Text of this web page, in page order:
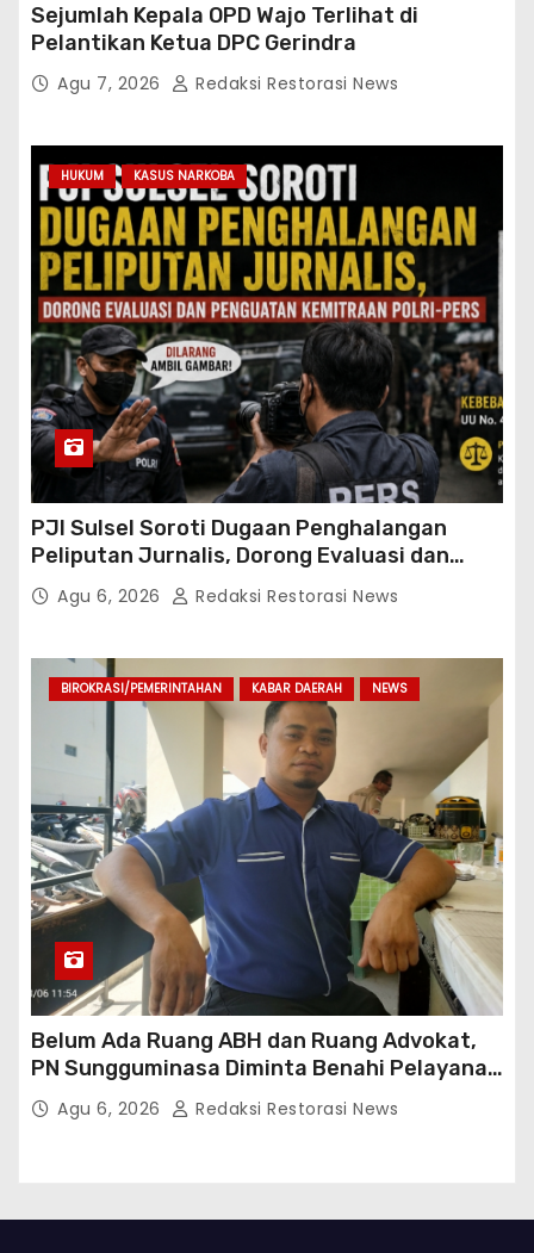
Sejumlah Kepala OPD Wajo Terlihat di
Pelantikan Ketua DPC Gerindra
Agu 7, 2026 Redaksi Restorasi News
HUKUM KASUS NARKOBA
PJI Sulsel Soroti Dugaan Penghalangan
Peliputan Jurnalis, Dorong Evaluasi dan
Penguatan Kemitraan Polri-Pers
Agu 6, 2026 Redaksi Restorasi News
BIROKRASI/PEMERINTAHAN KABAR DAERAH NEWS
Belum Ada Ruang ABH dan Ruang Advokat,
PN Sungguminasa Diminta Benahi Pelayanan
PublikAgu 6, 2026 Redaksi Restorasi News